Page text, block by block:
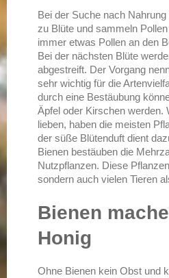
Bei der Suche nach
zu Blüte und sammeln
immer etwas Pollen an den
Bei der nächsten Blüte
abgestreift. Der Vorgang
sehr wichtig für die
durch eine Bestäubung
Äpfel oder Kirschen werden.
lieben, haben die meisten
der süße Blütenduft dient
Bienen bestäuben die
Nutzpflanzen. Diese
sondern auch vielen Tieren
Bienen
Honig
Ohne Bienen kein Obst und